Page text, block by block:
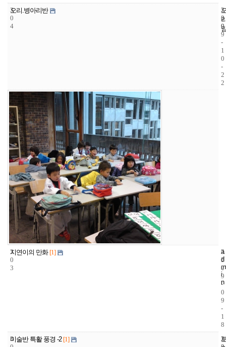
3
0
4
오리.병아리반
2
3
9
2
0
0
9
-
1
0
-
2
2
3
0
3
지연이의 만화 [1]
a
d
m
i
n
2
3
7
2
0
0
9
-
0
9
-
1
8
3
미술반 특활 풍경 -2 [1]
2
2